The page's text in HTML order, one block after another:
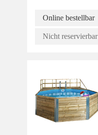
Online bestellbar
Nicht reservierbar